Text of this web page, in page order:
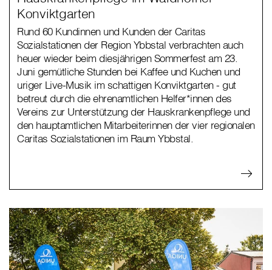
Konviktgarten
Rund 60 Kundinnen und Kunden der Caritas
Sozialstationen der Region Ybbstal verbrachten auch
heuer wieder beim diesjährigen Sommerfest am 23.
Juni gemütliche Stunden bei Kaffee und Kuchen und
uriger Live-Musik im schattigen Konviktgarten - gut
betreut durch die ehrenamtlichen Helfer*innen des
Vereins zur Unterstützung der Hauskrankenpflege und
den hauptamtlichen Mitarbeiterinnen der vier regionalen
Caritas Sozialstationen im Raum Ybbstal.